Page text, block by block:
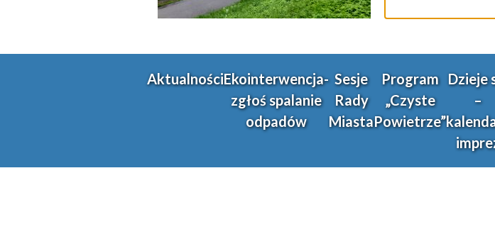
AktualnościEkointerwencja-
zgłoś spalanie
odpadów
Sesje
Rady
Miasta
Program
„Czyste
Powietrze”
Dzieje
–